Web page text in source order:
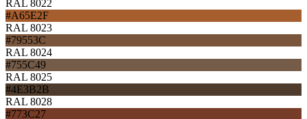
RAL 8022
#A65E2F
RAL 8023
#79553C
RAL 8024
#755C49
RAL 8025
#4E3B2B
RAL 8028
#773C27